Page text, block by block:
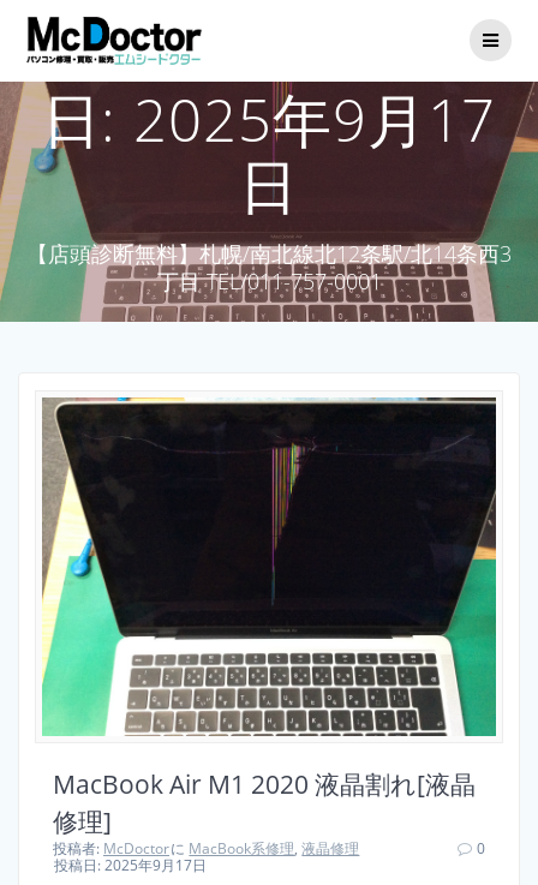
日: 2025年9月17
日
【店頭診断無料】札幌/南北線北12条駅/北14条西3
丁目 TEL/011-757-0001
MacBook Air M1 2020 液晶割れ[液晶
修理]
投稿者: McDoctorに MacBook系修理,液晶修理
投稿日: 2025年9月17日
0